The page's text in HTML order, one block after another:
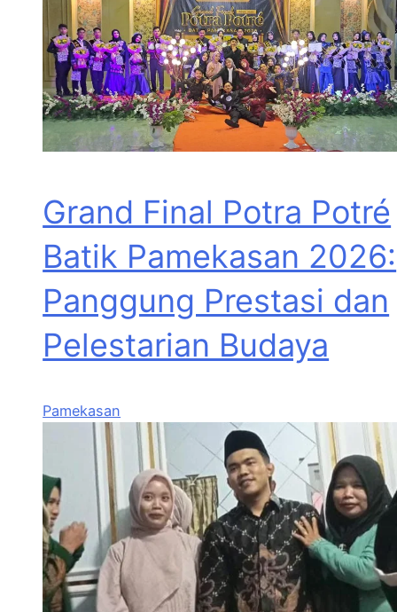
Grand Final Potra Potré
Batik Pamekasan 2026:
Panggung Prestasi dan
Pelestarian Budaya
Pamekasan